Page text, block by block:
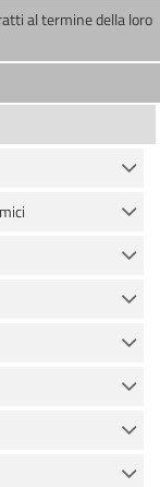
al termine della loro